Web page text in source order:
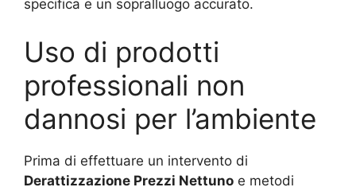
specifica e un sopralluogo accurato.
Uso di prodotti
professionali non
dannosi per l’ambiente
Prima di effettuare un intervento di
Derattizzazione Prezzi Nettuno e metodi